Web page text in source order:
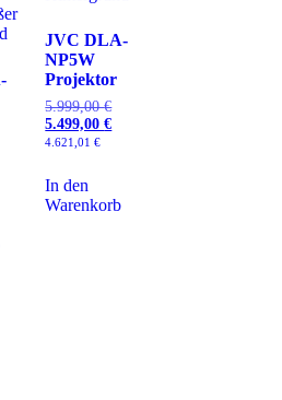
10.999,00 €
€.
JVC DLA-
NP5W
Projektor
5.999,00€Ursprünglicher
5.499,00€
4.621,01€
In den
Warenkorb